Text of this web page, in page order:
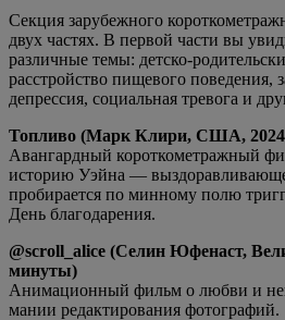
Секция зарубежного
двух частях. В первой части вы
различные темы: детско-
расстройство пищевого поведения,
депрессия, социальная тревога и
Топливо (Марк Клири, США,
Авангардный короткометражный
историю Уэйна —
пробирается по минному полю
День благодарения.
@scroll_alice (Селин Юфенаст,
минуты)
Анимационный фильм о любви и
мании редактирования фотографий.